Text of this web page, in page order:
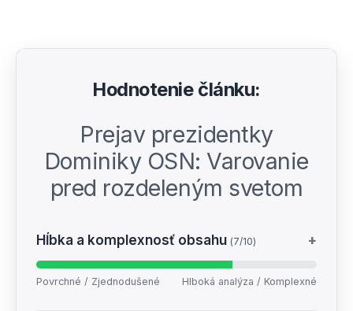
Hodnotenie článku:
Prejav prezidentky
Dominiky OSN: Varovanie
pred rozdeleným svetom
Hĺbka a komplexnosť obsahu (7/10) +
Povrchné / Zjednodušené Hlboká analýza / Komplexné